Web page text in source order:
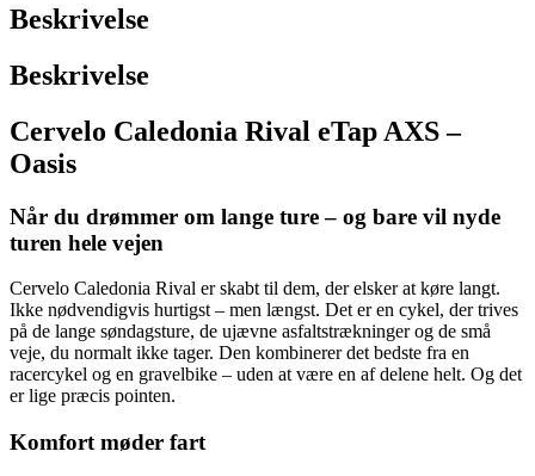
Beskrivelse
Beskrivelse
Cervelo Caledonia Rival eTap AXS –
Oasis
Når du drømmer om lange ture – og bare vil nyde
turen hele vejen
Cervelo Caledonia Rival er skabt til dem, der elsker at køre langt.
Ikke nødvendigvis hurtigst – men længst. Det er en cykel, der trives
på de lange søndagsture, de ujævne asfaltstrækninger og de små
veje, du normalt ikke tager. Den kombinerer det bedste fra en
racercykel og en gravelbike – uden at være en af delene helt. Og det
er lige præcis pointen.
Komfort møder fart